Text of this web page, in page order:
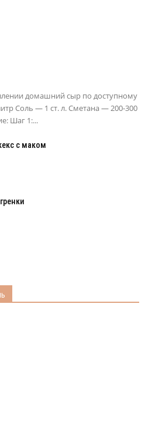
домашний сыр по доступному
Соль — 1 ст. л. Сметана — 200-300
Шаг 1:...
с маком